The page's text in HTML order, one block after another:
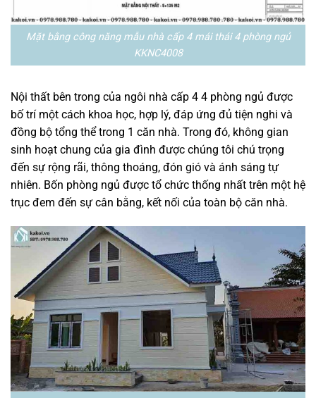
Mặt bằng công năng mẫu nhà cấp 4 mái thái 4 phòng ngủ
KKNC4008
Nội thất bên trong của ngôi nhà cấp 4 4 phòng ngủ được
bố trí một cách khoa học, hợp lý, đáp ứng đủ tiện nghi và
đồng bộ tổng thể trong 1 căn nhà. Trong đó, không gian
sinh hoạt chung của gia đình được chúng tôi chú trọng
đến sự rộng rãi, thông thoáng, đón gió và ánh sáng tự
nhiên. Bốn phòng ngủ được tổ chức thống nhất trên một hệ
trục đem đến sự cân bằng, kết nối của toàn bộ căn nhà.